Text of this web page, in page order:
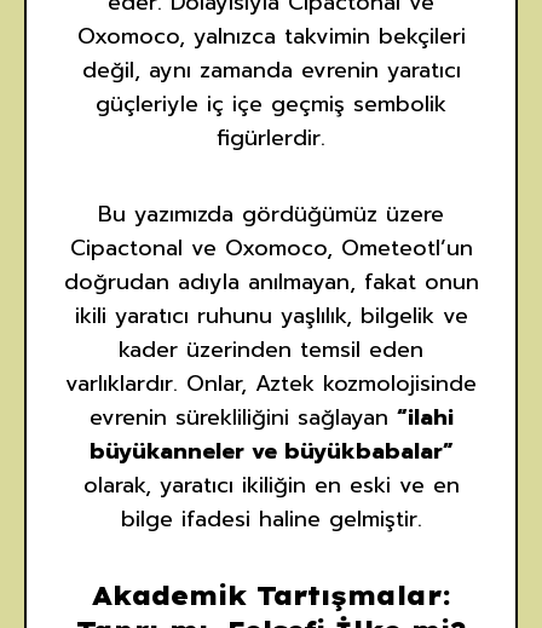
Oxomoco, yalnızca takvimin bekçileri
değil, aynı zamanda evrenin yaratıcı
güçleriyle iç içe geçmiş sembolik
figürlerdir.
Bu yazımızda gördüğümüz üzere
Cipactonal ve Oxomoco, Ometeotl’un
doğrudan adıyla anılmayan, fakat onun
ikili yaratıcı ruhunu yaşlılık, bilgelik ve
kader üzerinden temsil eden
varlıklardır. Onlar, Aztek kozmolojisinde
evrenin sürekliliğini sağlayan “ilahi
büyükanneler ve büyükbabalar”
olarak, yaratıcı ikiliğin en eski ve en
bilge ifadesi haline gelmiştir.
Akademik Tartışmalar: